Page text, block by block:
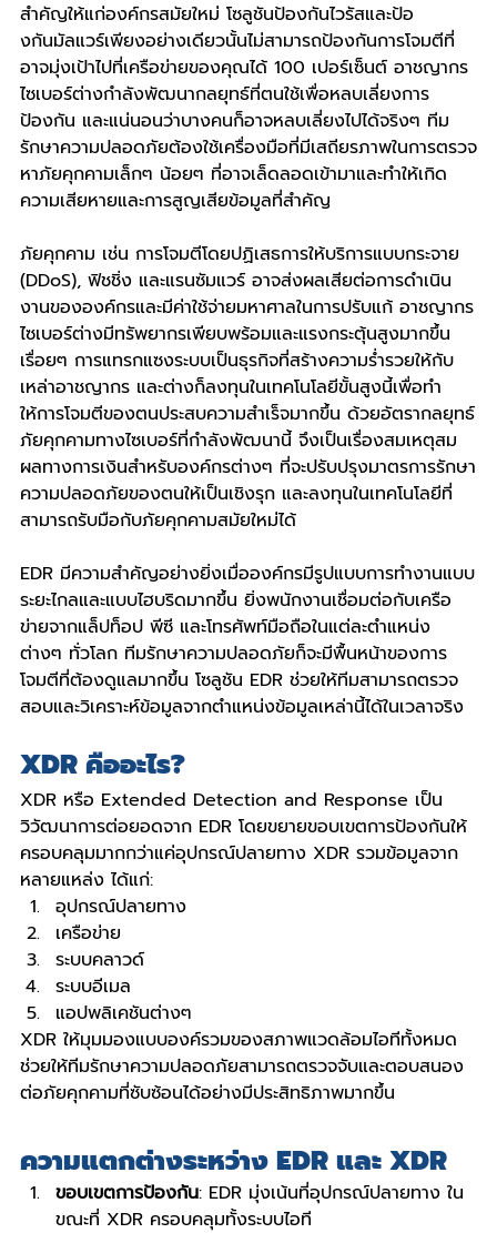
สําคัญให้แก่องค์กรสมัยใหม่ โซลูชันป้องกันไวรัสและป้อ
งกันมัลแวร์เพียงอย่างเดียวนั้นไม่สามารถป้องกันการโจมตีที่
อาจมุ่งเป้าไปที่เครือข่ายของคุณได้ 100 เปอร์เซ็นต์ อาชญากร
ไซเบอร์ต่างกําลังพัฒนากลยุทธ์ที่ตนใช้เพื่อหลบเลี่ยงการ
ป้องกัน และแน่นอนว่าบางคนก็อาจหลบเลี่ยงไปได้จริงๆ ทีม
รักษาความปลอดภัยต้องใช้เครื่องมือที่มีเสถียรภาพในการตรวจ
หาภัยคุกคามเล็กๆ น้อยๆ ที่อาจเล็ดลอดเข้ามาและทําให้เกิด
ความเสียหายและการสูญเสียข้อมูลที่สําคัญ
ภัยคุกคาม เช่น การโจมตีโดยปฏิเสธการให้บริการแบบกระจาย
(DDoS), ฟิชชิ่ง และแรนซัมแวร์ อาจส่งผลเสียต่อการดําเนิน
งานขององค์กรและมีค่าใช้จ่ายมหาศาลในการปรับแก้ อาชญากร
ไซเบอร์ต่างมีทรัพยากรเพียบพร้อมและแรงกระตุ้นสูงมากขึ้น
เรื่อยๆ การแทรกแซงระบบเป็นธุรกิจที่สร้างความร่ำรวยให้กับ
เหล่าอาชญากร และต่างก็ลงทุนในเทคโนโลยีขั้นสูงนี้เพื่อทํา
ให้การโจมตีของตนประสบความสําเร็จมากขึ้น ด้วยอัตรากลยุทธ์
ภัยคุกคามทางไซเบอร์ที่กำลังพัฒนานี้ จึงเป็นเรื่องสมเหตุสม
ผลทางการเงินสำหรับองค์กรต่างๆ ที่จะปรับปรุงมาตรการรักษา
ความปลอดภัยของตนให้เป็นเชิงรุก และลงทุนในเทคโนโลยีที่
สามารถรับมือกับภัยคุกคามสมัยใหม่ได้
EDR มีความสําคัญอย่างยิ่งเมื่อองค์กรมีรูปแบบการทํางานแบบ
ระยะไกลและแบบไฮบริดมากขึ้น ยิ่งพนักงานเชื่อมต่อกับเครือ
ข่ายจากแล็ปท็อป พีซี และโทรศัพท์มือถือในแต่ละตำแหน่ง
ต่างๆ ทั่วโลก ทีมรักษาความปลอดภัยก็จะมีพื้นหน้าของการ
โจมตีที่ต้องดูแลมากขึ้น โซลูชัน EDR ช่วยให้ทีมสามารถตรวจ
สอบและวิเคราะห์ข้อมูลจากตำแหน่งข้อมูลเหล่านี้ได้ในเวลาจริง
XDR คืออะไร?
XDR หรือ Extended Detection and Response เป็น
วิวัฒนาการต่อยอดจาก EDR โดยขยายขอบเขตการป้องกันให้
ครอบคลุมมากกว่าแค่อุปกรณ์ปลายทาง XDR รวมข้อมูลจาก
หลายแหล่ง ได้แก่:
อุปกรณ์ปลายทาง
เครือข่าย
ระบบคลาวด์
ระบบอีเมล
แอปพลิเคชันต่างๆ
XDR ให้มุมมองแบบองค์รวมของสภาพแวดล้อมไอทีทั้งหมด
ช่วยให้ทีมรักษาความปลอดภัยสามารถตรวจจับและตอบสนอง
ต่อภัยคุกคามที่ซับซ้อนได้อย่างมีประสิทธิภาพมากขึ้น
ความแตกต่างระหว่าง EDR และ XDR
ขอบเขตการป้องกัน: EDR มุ่งเน้นที่อุปกรณ์ปลายทาง ใน
ขณะที่ XDR ครอบคลุมทั้งระบบไอที